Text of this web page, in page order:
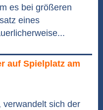
es bei größeren
eines
auf Spielplatz am
verwandelt sich der